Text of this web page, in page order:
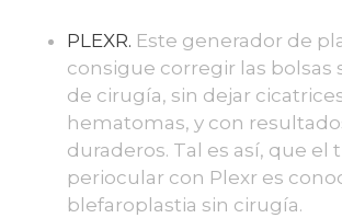
PLEXR. Este generador de
consigue corregir las bolsas
de cirugía, sin dejar
hematomas, y con
duraderos. Tal es así, que el
periocular con Plexr es
blefaroplastia sin cirugía.